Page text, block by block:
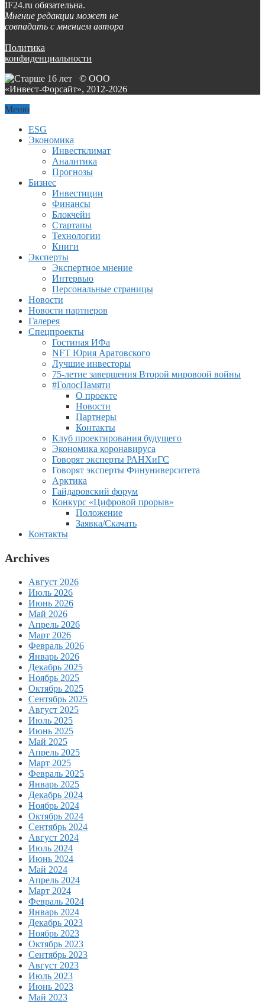
IF24.ru обязательна.
Мнение редакции может не
совпадать с мнением автора
Политика
конфиденциальности
© ООО
«Инвест-Форсайт», 2012-2026
Меню
ESG
Экономика
Инвестклимат
Аналитика
Прогнозы
Бизнес
Инвестиции
Финансы
Блокчейн
Стартапы
Технологии
Книги
Эксперты
Экспертное мнение
Интервью
Персональные страницы
Новости
Новости партнеров
Галерея
Спецпроекты
Гостиная ИФа
NFT Юрия Аратовского
Лучшие инвесторы
75-летие завершения Второй мировоой войны
#ГолосПамяти
О проекте
Новости
Партнеры
Контакты
Клуб проектирования будущего
Экономика коронавируса
Говорят эксперты РАНХиГС
Говорят эксперты Финуниверситета
Арктика
Гайдаровский форум
Конкурс «Цифровой прорыв»
Положение
Заявка/Скачать
Контакты
Archives
Август 2026
Июль 2026
Июнь 2026
Май 2026
Апрель 2026
Март 2026
Февраль 2026
Январь 2026
Декабрь 2025
Ноябрь 2025
Октябрь 2025
Сентябрь 2025
Август 2025
Июль 2025
Июнь 2025
Май 2025
Апрель 2025
Март 2025
Февраль 2025
Январь 2025
Декабрь 2024
Ноябрь 2024
Октябрь 2024
Сентябрь 2024
Август 2024
Июль 2024
Июнь 2024
Май 2024
Апрель 2024
Март 2024
Февраль 2024
Январь 2024
Декабрь 2023
Ноябрь 2023
Октябрь 2023
Сентябрь 2023
Август 2023
Июль 2023
Июнь 2023
Май 2023